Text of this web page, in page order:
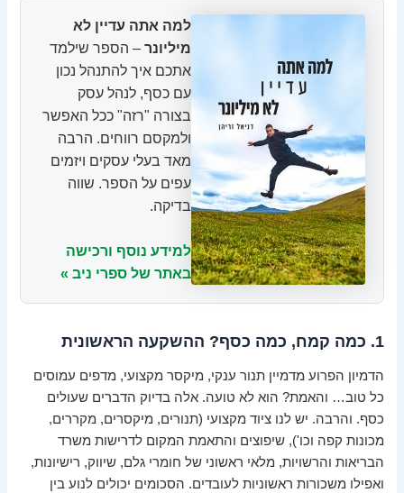
למה אתה עדיין לא
מיליונר – הספר שילמד
אתכם איך להתנהל נכון
עם כסף, לנהל עסק
בצורה "רזה" ככל האפשר
ולמקסם רווחים. הרבה
מאד בעלי עסקים ויזמים
עפים על הספר. שווה
בדיקה.
למידע נוסף ורכישה
באתר של ספרי ניב »
1. כמה קמח, כמה כסף? ההשקעה הראשונית
הדמיון הפרוע מדמיין תנור ענקי, מיקסר מקצועי, מדפים עמוסים
כל טוב… והאמת? הוא לא טועה. אלה בדיוק הדברים שעולים
כסף. והרבה. יש לנו ציוד מקצועי (תנורים, מיקסרים, מקררים,
מכונות קפה וכו'), שיפוצים והתאמת המקום לדרישות משרד
הבריאות והרשויות, מלאי ראשוני של חומרי גלם, שיווק, רישיונות,
ואפילו משכורות ראשוניות לעובדים. הסכומים יכולים לנוע בין